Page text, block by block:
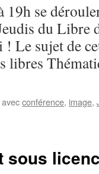
19h se
du Libre
Le sujet de
libres
conférence, image,
sous